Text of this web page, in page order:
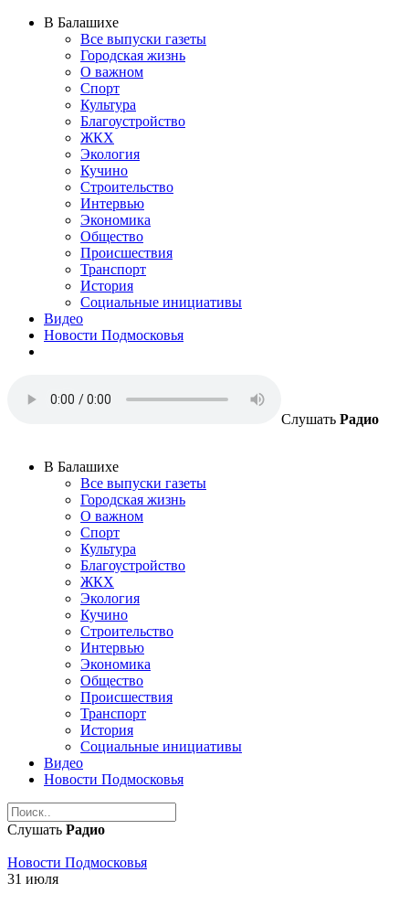
В Балашихе
Все выпуски газеты
Городская жизнь
О важном
Спорт
Культура
Благоустройство
ЖКХ
Экология
Кучино
Строительство
Интервью
Экономика
Общество
Происшествия
Транспорт
История
Социальные инициативы
Видео
Новости Подмосковья
Слушать Радио
В Балашихе
Все выпуски газеты
Городская жизнь
О важном
Спорт
Культура
Благоустройство
ЖКХ
Экология
Кучино
Строительство
Интервью
Экономика
Общество
Происшествия
Транспорт
История
Социальные инициативы
Видео
Новости Подмосковья
Слушать Радио
Новости Подмосковья
31 июля